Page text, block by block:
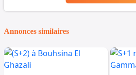
Annonces similaires